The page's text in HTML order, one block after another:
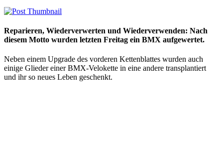
Reparieren, Wiederverwerten und Wiederverwenden: Nach
diesem Motto wurden letzten Freitag ein BMX aufgewertet.
Neben einem Upgrade des vorderen Kettenblattes wurden auch
einige Glieder einer BMX-Velokette in eine andere transplantiert
und ihr so neues Leben geschenkt.